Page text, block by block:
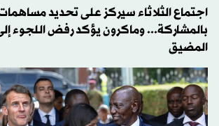
اجتماع الثلاثاء سيركز على تحديد مساهمات
بالمشاركة... وماكرون يؤكد رفض اللجوء
المضيق